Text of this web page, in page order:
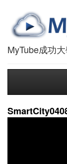
MyTube成功